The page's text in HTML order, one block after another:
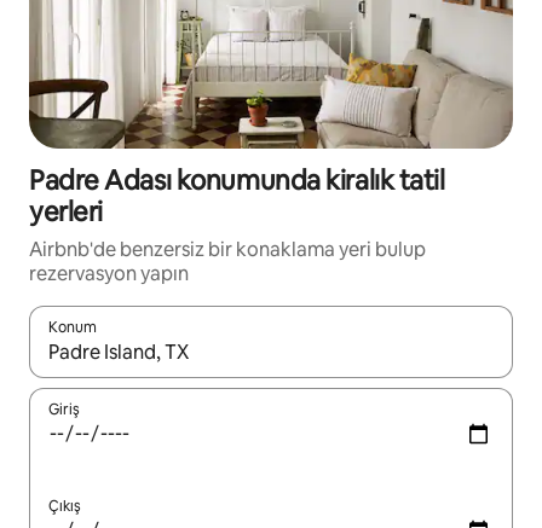
Padre Adası konumunda kiralık tatil
yerleri
Airbnb'de benzersiz bir konaklama yeri bulup
rezervasyon yapın
Konum
Sonuçlar kullanılabilir olduğunda yukarı ve aşağı oklarıyla
Giriş
Çıkış